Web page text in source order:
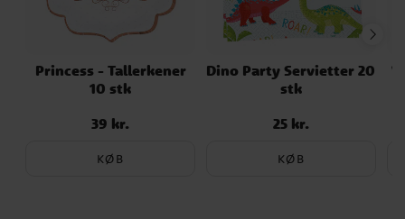
Princess - Tallerkener
10 stk
Pris: 39 kr.
39 kr.
KØB
Dino Party Servietter 20
stk
Pris: 25 kr.
25 kr.
KØB